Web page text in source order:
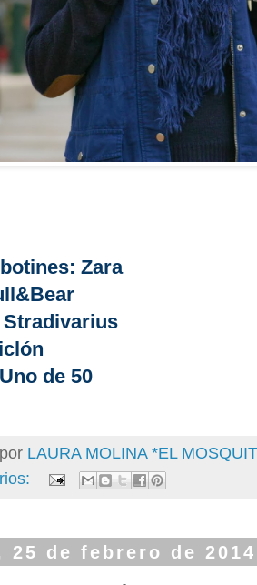
Zara
Stradivarius
de 50
LAURA MOLINA *EL
25 de febrero de 2014